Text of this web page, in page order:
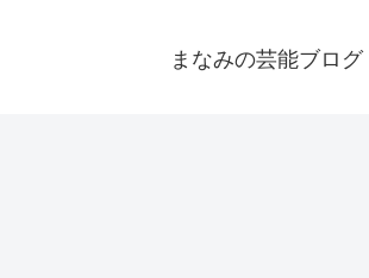
まなみの芸能ブログ